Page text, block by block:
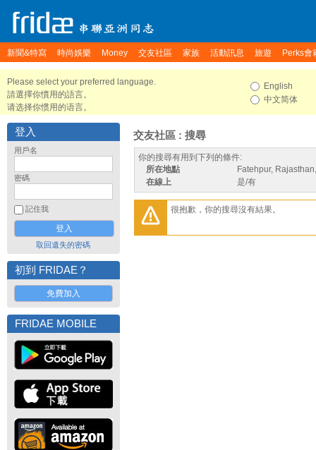
新聞&特寫 時尚娛樂 Money 交友社區 家族 活動訊息 旅遊 Perks會
Please select your preferred language.
請選擇你慣用的語言。
请选择你惯用的语言。
English
中文简体
登入
用戶名
密碼
記住我
取回遺失的密碼
初到 FRIDAE？
免費加入
FRIDAE MOBILE
交友社區 : 搜尋
你的搜尋有用到下列的條件:
所在地點
Fatehpur,
在線上
是/有
很抱歉，你的搜尋沒有結果。